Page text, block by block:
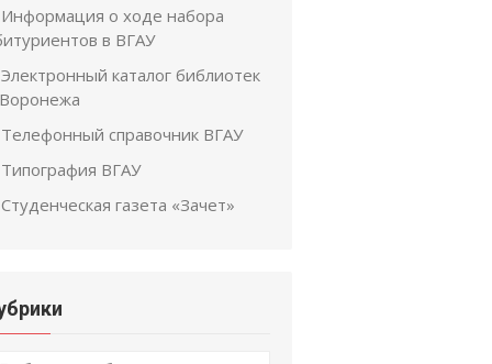
Информация о ходе набора
в ВГАУ
Электронный каталог библиотек
Телефонный справочник ВГАУ
Типография ВГАУ
Студенческая газета «Зачет»